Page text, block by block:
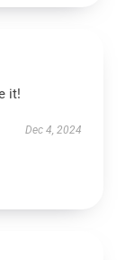
it!
Dec 4, 2024